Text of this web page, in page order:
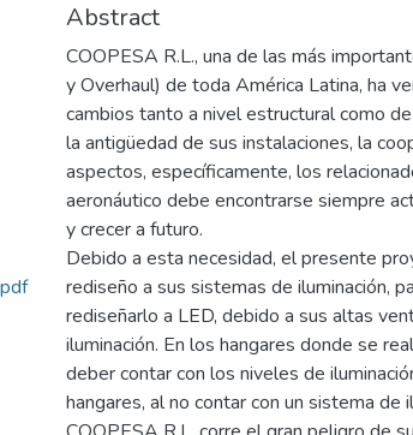
Abstract
COOPESA R.L., una de las más
y Overhaul) de toda América Latina, ha
cambios tanto a nivel estructural como
la antigüedad de sus instalaciones, la
aspectos, específicamente, los
aeronáutico debe encontrarse siempre
y crecer a futuro.
Debido a esta necesidad, el presente
rediseño a sus sistemas de iluminación,
rediseñarlo a LED, debido a sus altas
iluminación. En los hangares donde se
deber contar con los niveles de
hangares, al no contar con un sistema de